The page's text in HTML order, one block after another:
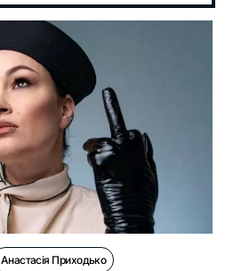
Анастасія Приходько